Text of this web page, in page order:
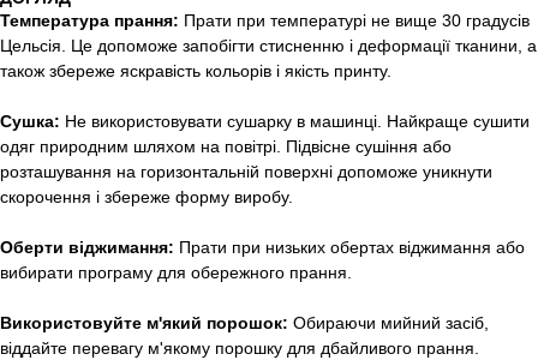
Температура прання: Прати при температурі не вище 30 градусів
Цельсія. Це допоможе запобігти стисненню і деформації тканини, а
також збереже яскравість кольорів і якість принту.
Сушка: Не використовувати сушарку в машинці. Найкраще сушити
одяг природним шляхом на повітрі. Підвісне сушіння або
розташування на горизонтальній поверхні допоможе уникнути
скорочення і збереже форму виробу.
Оберти віджимання: Прати при низьких обертах віджимання або
вибирати програму для обережного прання.
Використовуйте м'який порошок: Обираючи мийний засіб,
віддайте перевагу м'якому порошку для дбайливого прання.